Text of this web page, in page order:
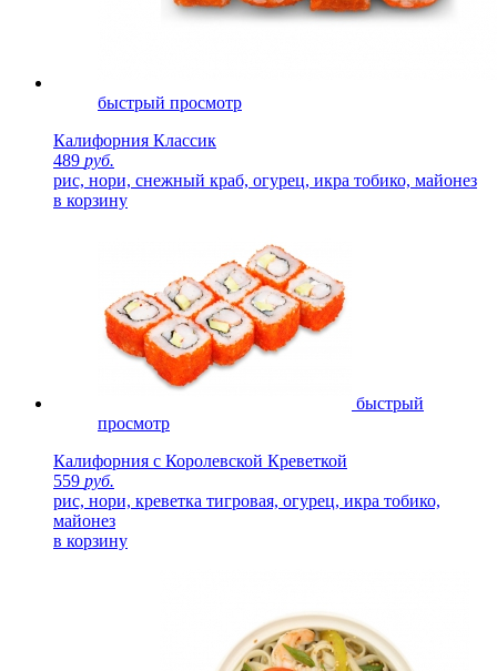
быстрый просмотр
Калифорния Классик
489 руб.
рис, нори, снежный краб, огурец, икра тобико, майонез
в корзину
быстрый
просмотр
Калифорния с Королевской Креветкой
559 руб.
рис, нори, креветка тигровая, огурец, икра тобико,
майонез
в корзину